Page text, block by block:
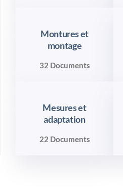
Montures et
montage
32 Documents
Mesures et
adaptation
22 Documents